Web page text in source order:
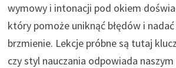
wymowy i intonacji pod okiem
który pomoże uniknąć błędów i
brzmienie. Lekcje próbne są tutaj
czy styl nauczania odpowiada